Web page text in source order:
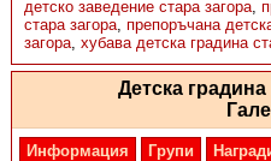
детско заведение стара загора,
стара загора, препоръчана
загора, хубава детска градина
Детска
Информация Групи